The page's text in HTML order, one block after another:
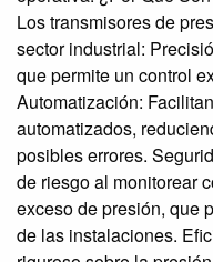
Los transmisores de
sector industrial:
que permite un control
Automatización:
automatizados,
posibles errores.
de riesgo al monitorear
exceso de presión, que
de las instalaciones.